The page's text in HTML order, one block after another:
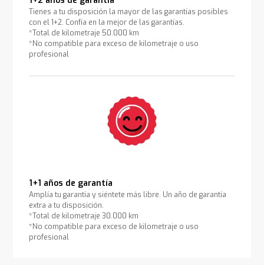
Tienes a tu disposición la mayor de las garantías posibles
con el 1+2. Confía en la mejor de las garantías.
*Total de kilometraje 50.000 km
*No compatible para exceso de kilometraje o uso
profesional
1+1 años de garantía
Amplía tu garantía y siéntete más libre. Un año de garantía
extra a tu disposición.
*Total de kilometraje 30.000 km
*No compatible para exceso de kilometraje o uso
profesional